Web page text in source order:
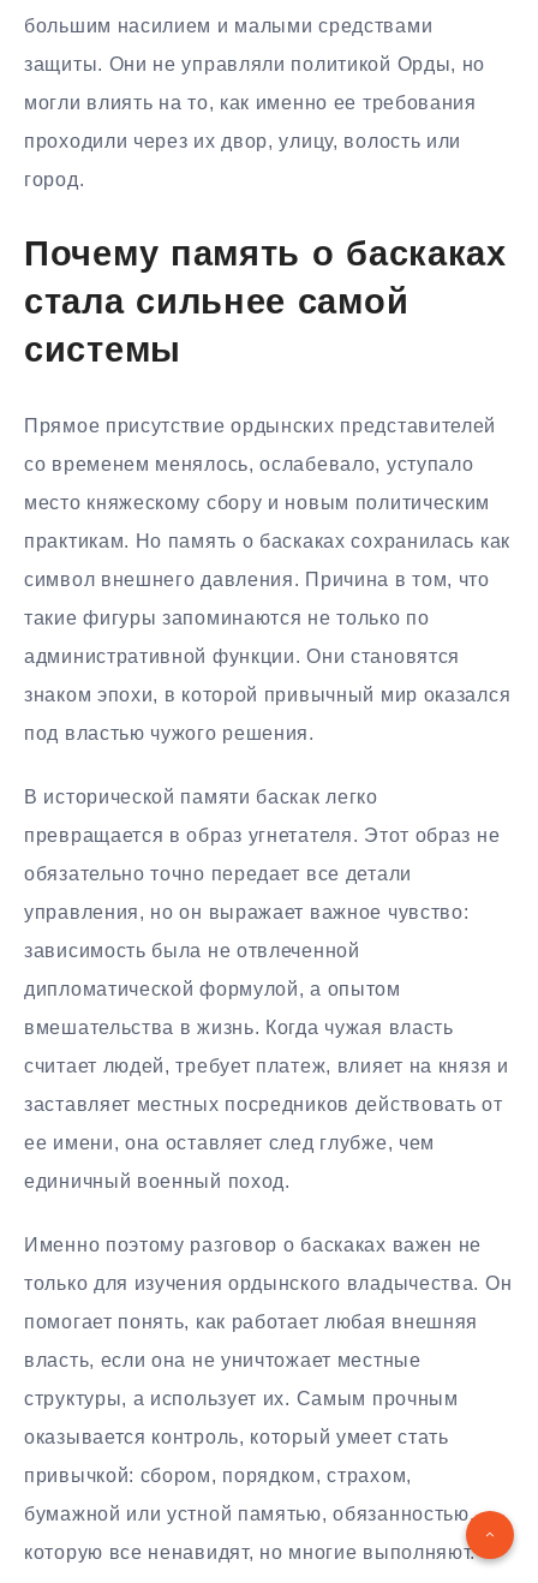
большим насилием и малыми средствами
защиты. Они не управляли политикой Орды, но
могли влиять на то, как именно ее требования
проходили через их двор, улицу, волость или
город.
Почему память о баскаках
стала сильнее самой
системы
Прямое присутствие ордынских представителей
со временем менялось, ослабевало, уступало
место княжескому сбору и новым политическим
практикам. Но память о баскаках сохранилась как
символ внешнего давления. Причина в том, что
такие фигуры запоминаются не только по
административной функции. Они становятся
знаком эпохи, в которой привычный мир оказался
под властью чужого решения.
В исторической памяти баскак легко
превращается в образ угнетателя. Этот образ не
обязательно точно передает все детали
управления, но он выражает важное чувство:
зависимость была не отвлеченной
дипломатической формулой, а опытом
вмешательства в жизнь. Когда чужая власть
считает людей, требует платеж, влияет на князя и
заставляет местных посредников действовать от
ее имени, она оставляет след глубже, чем
единичный военный поход.
Именно поэтому разговор о баскаках важен не
только для изучения ордынского владычества. Он
помогает понять, как работает любая внешняя
власть, если она не уничтожает местные
структуры, а использует их. Самым прочным
оказывается контроль, который умеет стать
привычкой: сбором, порядком, страхом,
бумажной или устной памятью, обязанностью,
которую все ненавидят, но многие выполняют.